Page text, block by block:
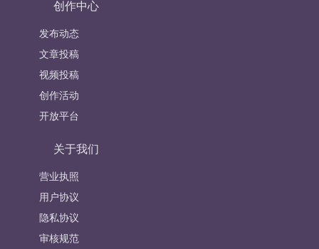
创作中心
发布动态
文章投稿
视频投稿
创作活动
开放平台
关于我们
营业执照
用户协议
隐私协议
审核规范